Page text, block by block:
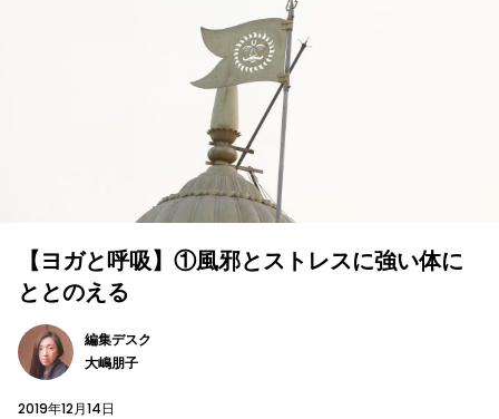
【ヨガと呼吸】①風邪とストレスに強い体に
ととのえる
編集デスク
大嶋朋子
2019年12月14日